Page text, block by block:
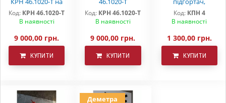
Код: КРН 46.1020-Т
В наявності
9 000,00 грн.
КУПИТИ
Код: КРН 46.1020-Т
В наявності
9 000,00 грн.
КУПИТИ
загортач КРН
Код: КПН 4
В наявності
1 300,00 грн.
КУПИТИ
Деметра